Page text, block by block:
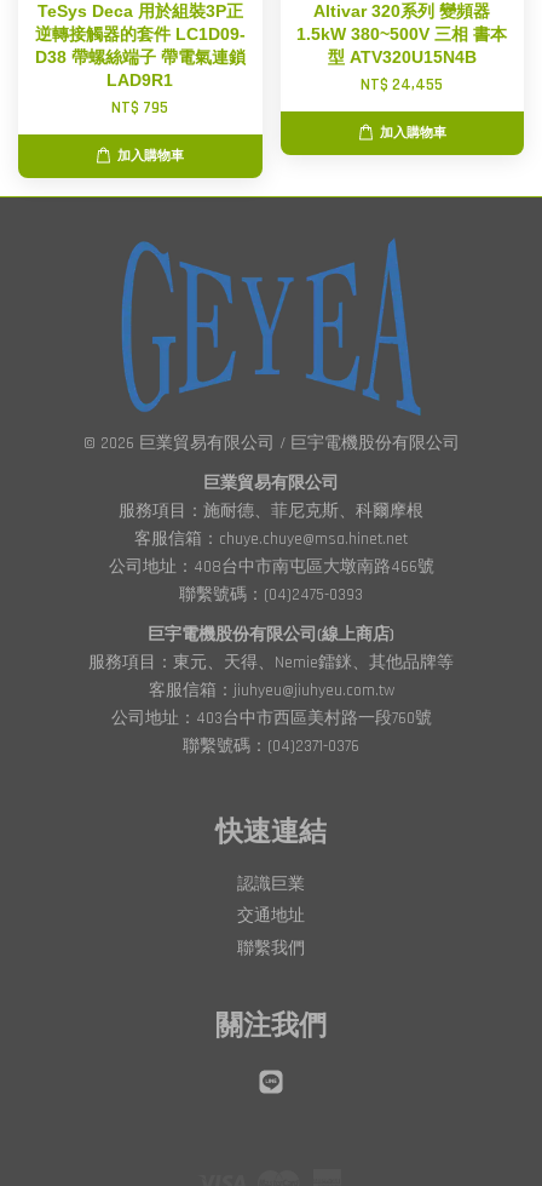
TeSys Deca 用於組裝3P正
逆轉接觸器的套件 LC1D09-
D38 帶螺絲端子 帶電氣連鎖
LAD9R1
NT$ 795
加入購物車
Altivar 320系列 變頻器
1.5kW 380~500V 三相 書本
型 ATV320U15N4B
NT$ 24,455
加入購物車
© 2026 巨業貿易有限公司 / 巨宇電機股份有限公司
巨業貿易有限公司
服務項目：施耐德、菲尼克斯、科爾摩根
客服信箱：chuye.chuye@msa.hinet.net
公司地址：408台中市南屯區大墩南路466號
聯繫號碼：(04)2475-0393
巨宇電機股份有限公司(線上商店)
服務項目：東元、天得、Nemie鐳銤、其他品牌等
客服信箱：jiuhyeu@jiuhyeu.com.tw
公司地址：403台中市西區美村路一段760號
聯繫號碼：(04)2371-0376
快速連結
認識巨業
交通地址
聯繫我們
關注我們